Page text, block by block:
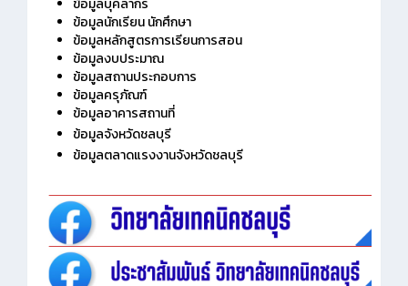
ประวัติวิทยาลัย
ข้อมูลบุคลากร
ข้อมูลนักเรียน นักศึกษา
ข้อมูลหลักสูตรการเรียนการสอน
ข้อมูลงบประมาณ
ข้อมูลสถานประกอบการ
ข้อมูลครุภัณฑ์
ข้อมูลอาคารสถานที่
ข้อมูลจังหวัดชลบุรี